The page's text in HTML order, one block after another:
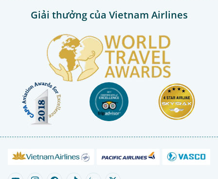
Giải thưởng của Vietnam Airlines